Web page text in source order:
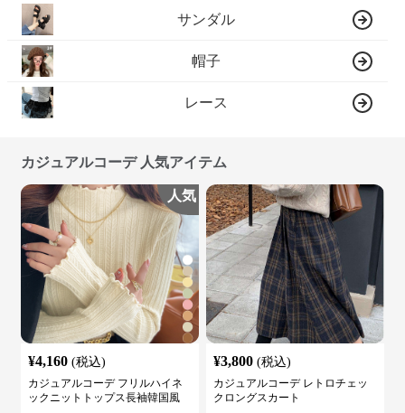
サンダル
帽子
レース
カジュアルコーデ 人気アイテム
人気
¥4,160 (税込)
カジュアルコーデ フリルハイネ
ックニットトップス長袖韓国風
¥3,800 (税込)
カジュアルコーデ レトロチェッ
クロングスカート